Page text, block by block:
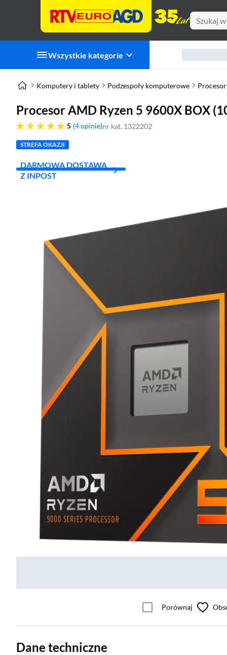
Wszystkie kategorie
Komputery i tablety Podzespoły komputerowe
Procesor AMD Ryzen 5 9600X BOX
5
pięć gwiazdek 4 opinie nr kat. 1322202
STREFA OKAZJI
DARMOWA DOSTAWA
Z INPOST
Porównaj
Dane techniczne